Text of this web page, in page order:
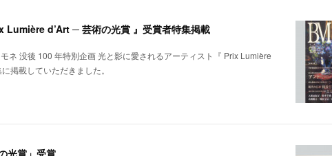
Lumière d’Art ─ 芸術の光賞 』受賞者特集掲載
ネ 没後 100 年特別企画 光と影に愛されるアーティスト『 Prix Lumière
掲載していただきました。
光賞」受賞